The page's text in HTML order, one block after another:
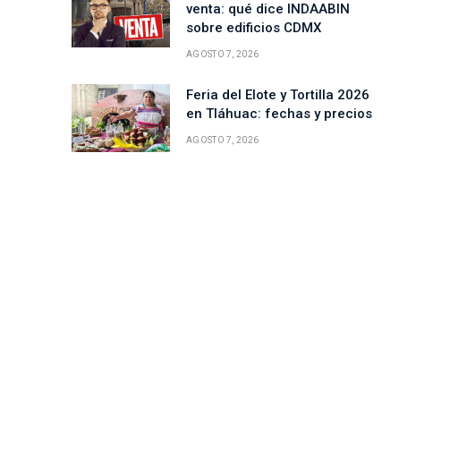
venta: qué dice INDAABIN
sobre edificios CDMX
AGOSTO 7, 2026
Feria del Elote y Tortilla 2026
en Tláhuac: fechas y precios
AGOSTO 7, 2026